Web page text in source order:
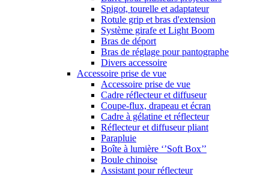
Spigot, tourelle et adaptateur
Rotule grip et bras d'extension
Système girafe et Light Boom
Bras de déport
Bras de réglage pour pantographe
Divers accessoire
Accessoire prise de vue
Accessoire prise de vue
Cadre réflecteur et diffuseur
Coupe-flux, drapeau et écran
Cadre à gélatine et réflecteur
Réflecteur et diffuseur pliant
Parapluie
Boîte à lumière ‘’Soft Box’’
Boule chinoise
Assistant pour réflecteur